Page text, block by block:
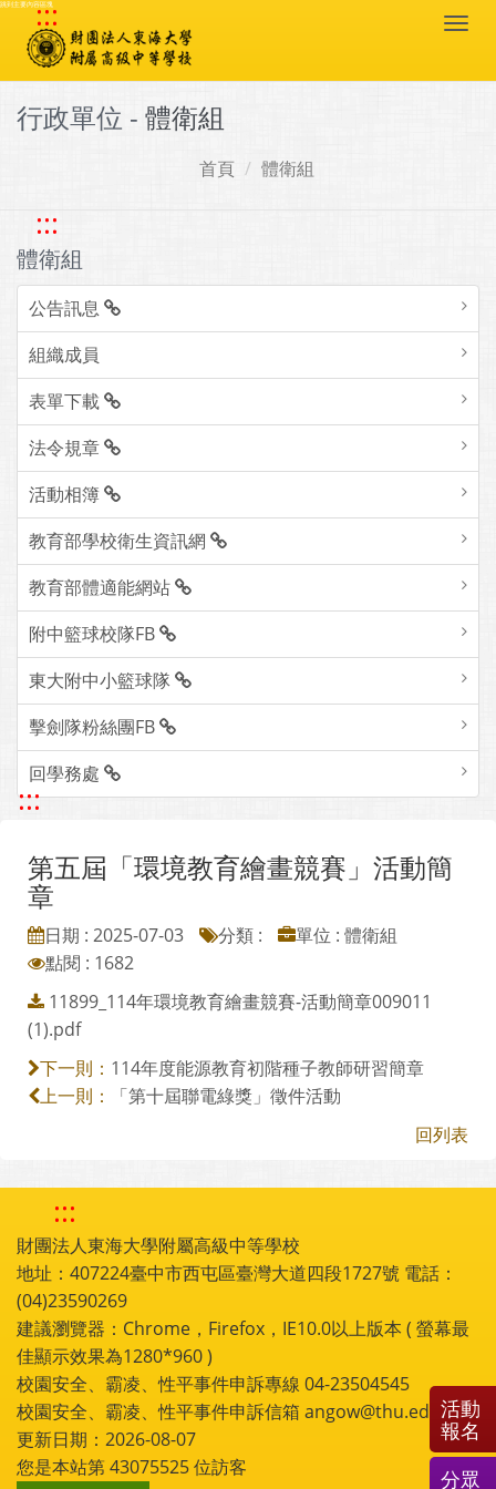
跳到主要內容區塊
:::
行政單位 - 體衛組
首頁 體衛組
:::
體衛組
公告訊息
組織成員
表單下載
法令規章
活動相簿
教育部學校衛生資訊網
教育部體適能網站
附中籃球校隊FB
東大附中小籃球隊
擊劍隊粉絲團FB
回學務處
:::
第五屆「環境教育繪畫競賽」活動簡
章
日期 : 2025-07-03 分類 :
單位 : 體衛組
點閱 : 1682
11899_114年環境教育繪畫競賽-活動簡章009011
(1).pdf
下一則： 114年度能源教育初階種子教師研習簡章
上一則：
「第十屆聯電綠獎」徵件活動
回列表
:::
財團法人東海大學附屬高級中等學校
地址：407224臺中市西屯區臺灣大道四段1727號 電話：
(04)23590269
建議瀏覽器：Chrome，Firefox，IE10.0以上版本 ( 螢幕最
佳顯示效果為1280*960 )
校園安全、霸凌、性平事件申訴專線 04-23504545
校園安全、霸凌、性平事件申訴信箱 angow@thu.edu.tw
更新日期：2026-08-07
您是本站第43075525位訪客
活動
報名
分眾